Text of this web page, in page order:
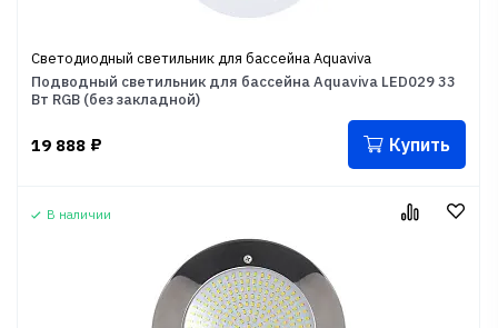
Светодиодный светильник для бассейна Aquaviva
Подводный светильник для бассейна Aquaviva LED029 33
Вт RGB (без закладной)
19 888 ₽ Купить
В наличии